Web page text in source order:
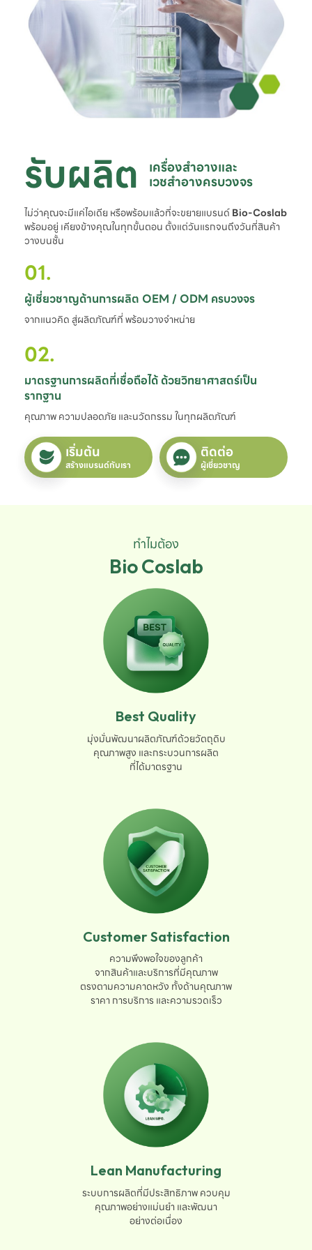
รับผลิต เครื่องสำอางและ
เวชสำอางครบวงจร
ไม่ว่าคุณจะมีแค่ไอเดีย หรือพร้อมแล้วที่จะขยายแบรนด์Bio-Coslab
พร้อมอยู่ เคียงข้างคุณในทุกขั้นตอน ตั้งแต่วันแรกจนถึงวันที่สินค้า
วางบนชั้น
01.
ผู้เชี่ยวชาญด้านการผลิต OEM / ODM ครบวงจร
จากแนวคิด สู่ผลิตภัณฑ์ที่ พร้อมวางจำหน่าย
02.
มาตรฐานการผลิตที่เชื่อถือได้ ด้วยวิทยาศาสตร์เป็น
รากฐาน
คุณภาพ ความปลอดภัย และนวัตกรรม ในทุกผลิตภัณฑ์
เริ่มต้น
สร้างแบรนด์กับเรา
ติดต่อ
ผู้เชี่ยวชาญ
ทำไมต้อง
Bio Coslab
Best Quality
มุ่งมั่นพัฒนาผลิตภัณฑ์ด้วยวัตถุดิบ
คุณภาพสูง และกระบวนการผลิต
ที่ได้มาตรฐาน
Customer Satisfaction
ความพึงพอใจของลูกค้า
จากสินค้าและบริการที่มีคุณภาพ
ตรงตามความคาดหวัง ทั้งด้านคุณภาพ
ราคา การบริการ และความรวดเร็ว
Lean Manufacturing
ระบบการผลิตที่มีประสิทธิภาพ ควบคุม
คุณภาพอย่างแม่นยำ และพัฒนา
อย่างต่อเนื่อง